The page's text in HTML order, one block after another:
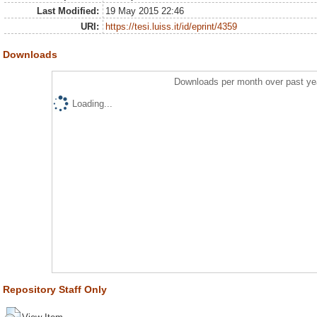
Last Modified:
19 May 2015 22:46
URI:
https://tesi.luiss.it/id/eprint/4359
Downloads
Downloads per month over past
Loading...
Repository Staff Only